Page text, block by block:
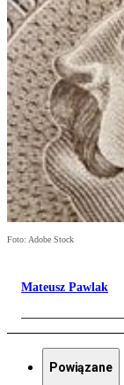
Foto: Adobe Stock
Mateusz Pawlak
Powiązane